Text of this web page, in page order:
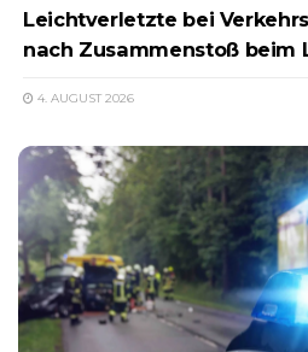
Leichtverletzte bei
nach Zusammenstoß beim
4. AUGUST 2026